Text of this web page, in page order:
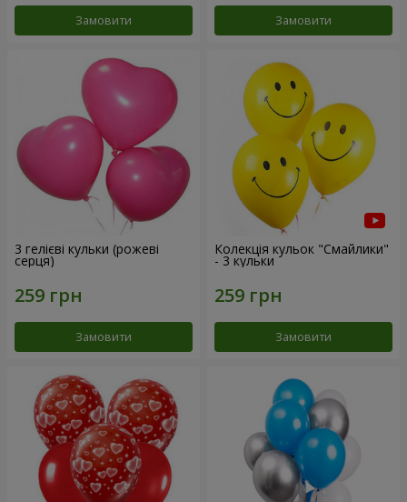
Замовити Замовити
3 гелієві кульки (рожеві
серця)
Замовити
Колекція кульок "Смайлики"
- 3 кульки
Замовити